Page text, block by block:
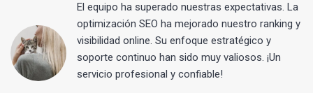
El equipo ha superado nuestras expectativas. La
optimización SEO ha mejorado nuestro ranking y
visibilidad online. Su enfoque estratégico y
soporte continuo han sido muy valiosos. ¡Un
servicio profesional y confiable!